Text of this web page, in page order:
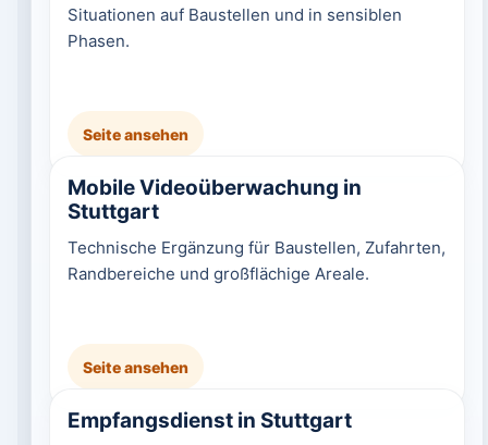
Situationen auf Baustellen und in sensiblen
Phasen.
Seite ansehen
Mobile Videoüberwachung in
Stuttgart
Technische Ergänzung für Baustellen, Zufahrten,
Randbereiche und großflächige Areale.
Seite ansehen
Empfangsdienst in Stuttgart